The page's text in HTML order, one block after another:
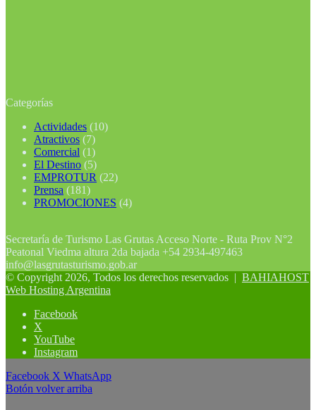
Categorías
Actividades (10)
Atractivos (7)
Comercial (1)
El Destino (5)
EMPROTUR (22)
Prensa (181)
PROMOCIONES (4)
Secretaría de Turismo Las Grutas Acceso Norte - Ruta Prov N°2
Peatonal Viedma altura 2da bajada +54 2934-497463
info@lasgrutasturismo.gob.ar
© Copyright 2026, Todos los derechos reservados | BAHIAHOST
Web Hosting Argentina
Facebook
X
YouTube
Instagram
Facebook X WhatsApp
Botón volver arriba